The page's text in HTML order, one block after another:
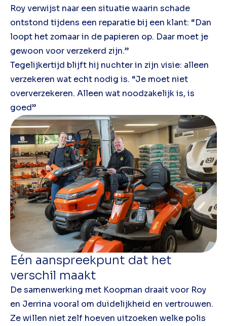
Roy verwijst naar een situatie waarin schade
ontstond tijdens een reparatie bij een klant: “Dan
loopt het zomaar in de papieren op. Daar moet je
gewoon voor verzekerd zijn.”
Tegelijkertijd blijft hij nuchter in zijn visie: alleen
verzekeren wat echt nodig is. “Je moet niet
oververzekeren. Alleen wat noodzakelijk is, is
goed”
Eén aanspreekpunt dat het
verschil maakt
De samenwerking met Koopman draait voor Roy
en Jerrina vooral om duidelijkheid en vertrouwen.
Ze willen niet zelf hoeven uitzoeken welke polis